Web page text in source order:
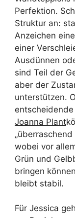
Perfektion.
Struktur an:
Anzeichen
einer
Ausdünnen
sind Teil der
aber der
unterstützen.
Joanna Plant
wobei vor
Grün und
bringen
bleibt stabil.
Für Jessica